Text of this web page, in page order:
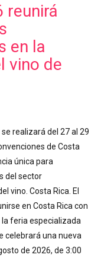
reunirá
en la
vino de
realizará del 27 al 29
de Costa
única para
del sector
vino. Costa Rica. El
en Costa Rica con
la feria especializada
celebrará una nueva
de 2026, de 3:00